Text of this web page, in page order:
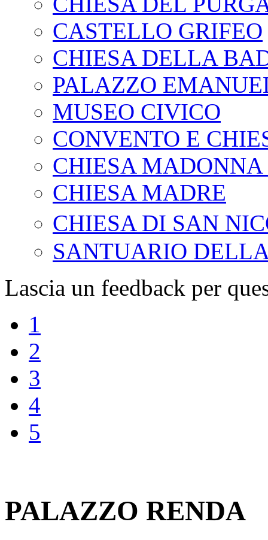
CASTELLO GRIFEO
CHIESA DELLA
PALAZZO
MUSEO CIVICO
CONVENTO E
CHIESA
CHIESA MADRE
CHIESA DI SAN
SANTUARIO
Lascia un feedback per
1
2
3
4
5
PALAZZO RENDA